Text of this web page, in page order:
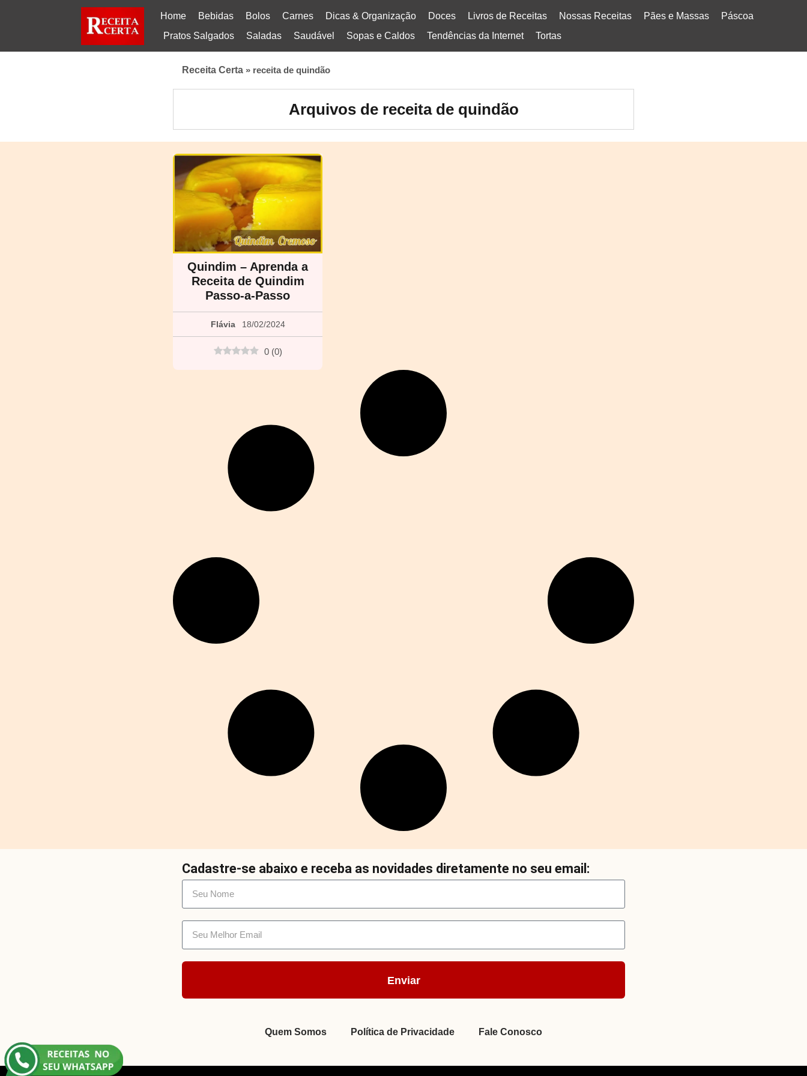
Home Bebidas Bolos Carnes Dicas & Organização Doces Livros de Receitas Nossas Receitas Pães e Massas
Páscoa
Pratos Salgados
Saladas Saudável Sopas e Caldos Tendências da Internet Tortas
Receita Certa » receita de quindão
Arquivos de receita de quindão
Quindim – Aprenda a
Receita de Quindim
Passo-a-Passo
Flávia 18/02/2024
0 (0)
Cadastre-se abaixo e receba as novidades diretamente no seu email:
Enviar
Quem Somos Política de Privacidade Fale Conosco